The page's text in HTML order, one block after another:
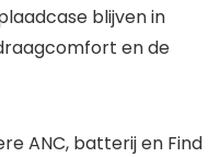
blijven in
en de
ANC, batterij en Find